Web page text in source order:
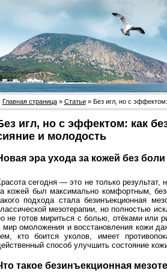
Главная страница» Статьи» Без игл, но с эффектом:
игл, но с эффектом: как
и молодость
эра ухода за кожей без боли
сегодня — это не только
кожей был максимально комфортным,
подхода стала безинъекционная
мезотерапии, но полностью
не готов мириться с болью, отёками или
мир омоложения и восстановления кожи
кто боится уколов, имеет
способ улучшить состояние
такое безинъекционная